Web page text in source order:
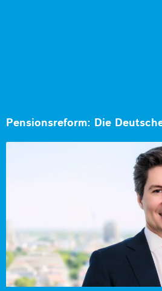
Pensionsreform: Die